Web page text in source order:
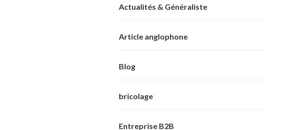
Actualités & Généraliste
Article anglophone
Blog
bricolage
Entreprise B2B